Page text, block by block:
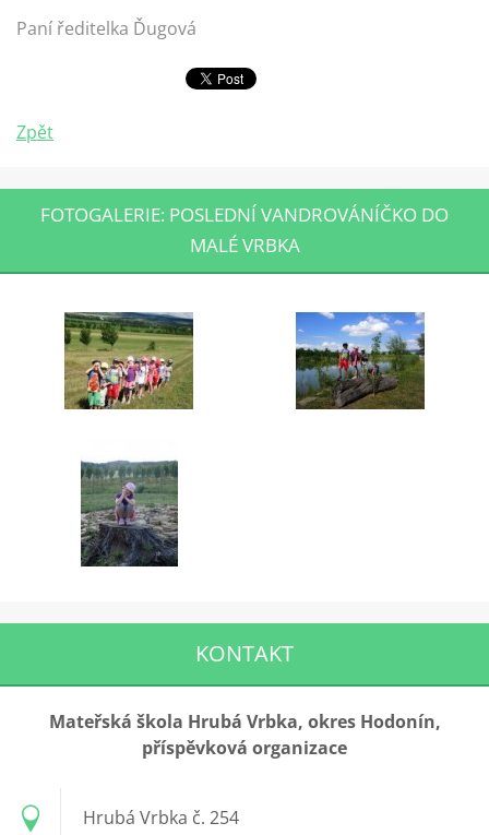
Paní ředitelka Ďugová
Zpět
FOTOGALERIE: POSLEDNÍ VANDROVÁNÍČKO DO
MALÉ VRBKA
KONTAKT
Mateřská škola Hrubá Vrbka, okres Hodonín,
příspěvková organizace
Hrubá Vrbka č. 254